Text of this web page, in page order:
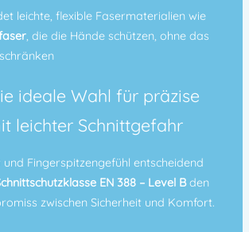
leichte, flexible Fasermaterialien wie
, die die Hände schützen, ohne das
ideale Wahl für präzise
leichter Schnittgefahr
und Fingerspitzengefühl entscheidend
EN 388 – Level Bden
zwischen Sicherheit und Komfort.